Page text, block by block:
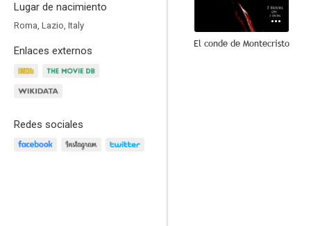
Lugar de nacimiento
Roma, Lazio, Italy
Enlaces externos
Redes sociales
El conde de Montecristo